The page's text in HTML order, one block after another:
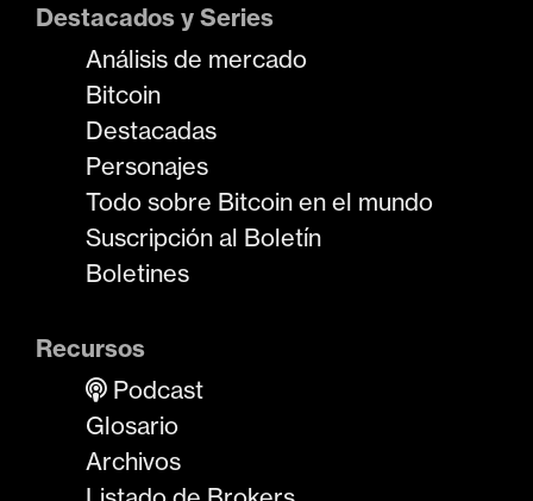
Destacados y Series
Análisis de mercado
Bitcoin
Destacadas
Personajes
Todo sobre Bitcoin en el mundo
Suscripción al Boletín
Boletines
Recursos
Podcast
Glosario
Archivos